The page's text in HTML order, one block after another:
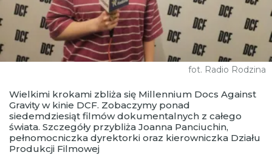
fot. Radio Rodzina
Wielkimi krokami zbliża się Millennium Docs Against
Gravity w kinie DCF. Zobaczymy ponad
siedemdziesiąt filmów dokumentalnych z całego
świata. Szczegóły przybliża Joanna Panciuchin,
pełnomocniczka dyrektorki oraz kierowniczka Działu
Produkcji Filmowej